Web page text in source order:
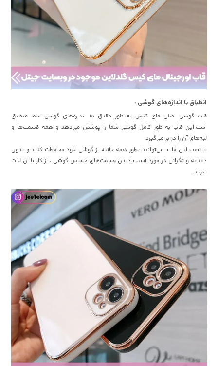
انطباق با اندازه‌های گوشی :
قاب گوشی اصلی مای کیس به طور دقیق به اندازه‌های گوشی شما منطبق
است.این قاب به طور کامل گوشی شما را پوشش می‌دهد و همه قسمت‌ها و
لبه‌های آن را در بر می‌گیرد.
با نصب این قاب، می‌توانید بطور همه جانبه از گوشی خود محافظت کنید و بدون
دغدغه و نگرانی در مورد آسیب دیدن قسمت‌های حساس گوشی ، از کار با آن لذت
ببرید.